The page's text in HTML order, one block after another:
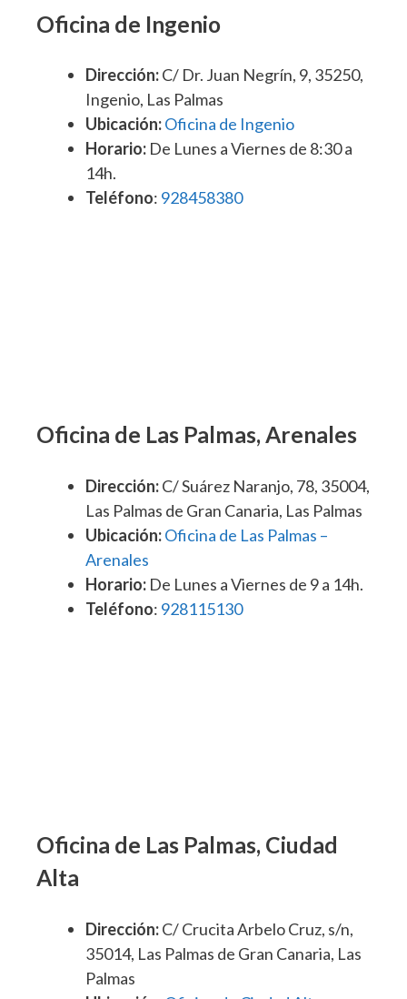
Oficina de Ingenio
Dirección:C/ Dr. Juan Negrín, 9, 35250,
Ingenio, Las Palmas
Ubicación:Oficina de Ingenio
Horario: De Lunes a Viernes de 8:30 a
14h.
Teléfono: 928458380
Oficina de Las Palmas, Arenales
Dirección:C/ Suárez Naranjo, 78, 35004,
Las Palmas de Gran Canaria, Las Palmas
Ubicación:Oficina de Las Palmas –
Arenales
Horario: De Lunes a Viernes de 9 a 14h.
Teléfono: 928115130
Oficina de Las Palmas, Ciudad
Alta
Dirección:C/ Crucita Arbelo Cruz, s/n,
35014, Las Palmas de Gran Canaria, Las
Palmas